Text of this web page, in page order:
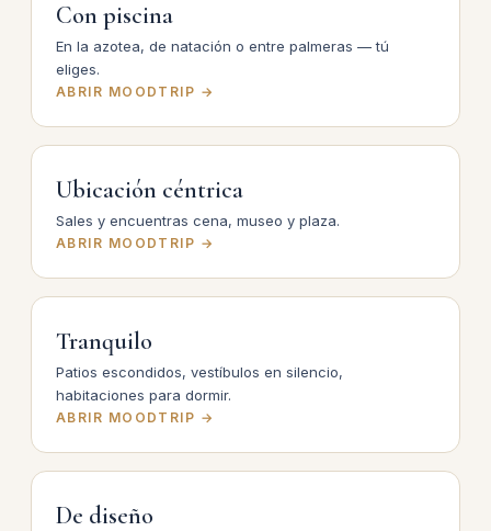
Con piscina
En la azotea, de natación o entre palmeras — tú
eliges.
ABRIR MOODTRIP →
Ubicación céntrica
Sales y encuentras cena, museo y plaza.
ABRIR MOODTRIP →
Tranquilo
Patios escondidos, vestíbulos en silencio,
habitaciones para dormir.
ABRIR MOODTRIP →
De diseño